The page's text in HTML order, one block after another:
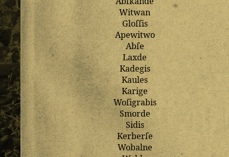
Witwan
Gloſſis
Apewitwo
Abſe
Laxde
Kadegis
Kaules
Karige
Woſigrabis
Smorde
Sidis
Kerberſe
Wobalne